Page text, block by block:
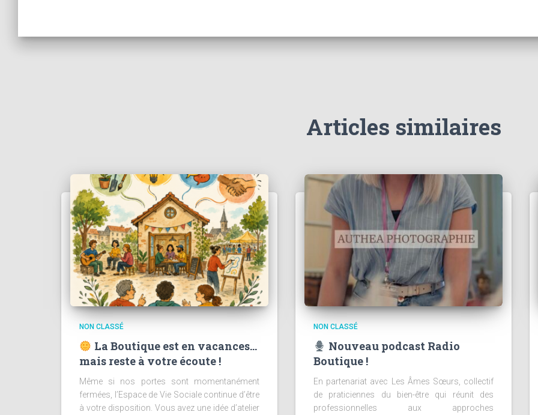
Articles similaires
NON CLASSÉ
La Boutique est en vacances…
mais reste à votre écoute !
Même si nos portes sont momentanément
fermées, l’Espace de Vie Sociale continue d’être
à votre disposition. Vous avez une idée d’atelier
NON CLASSÉ
Nouveau podcast Radio
Boutique !
En partenariat avec Les Âmes Sœurs, collectif
de praticiennes du bien-être qui réunit des
professionnelles aux approches